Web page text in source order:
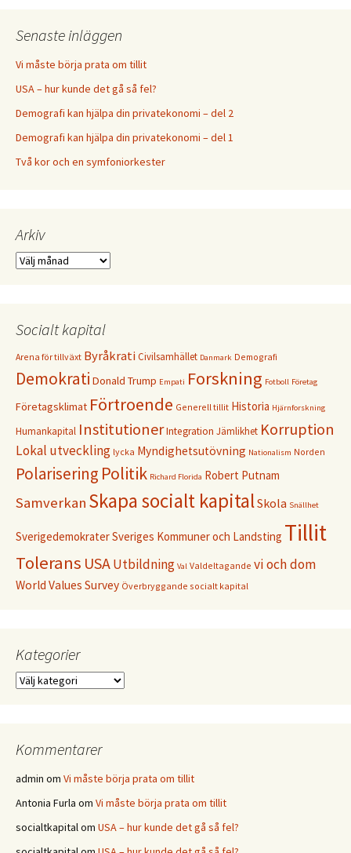
Senaste inläggen
Vi måste börja prata om tillit
USA – hur kunde det gå så fel?
Demografi kan hjälpa din privatekonomi – del 2
Demografi kan hjälpa din privatekonomi – del 1
Två kor och en symfoniorkester
Arkiv
Arkiv
Socialt kapital
Arena för tillväxt ByråkratiCivilsamhället Danmark Demografi
Demokrati Donald Trump Empati Forskning Fotboll Företag
Företagsklimat Förtroende Generell tillit Historia Hjärnforskning
Humankapital InstitutionerIntegration Jämlikhet Korruption
Lokal utveckling lycka Myndighetsutövning Nationalism Norden
Polarisering Politik Richard Florida Robert Putnam
Samverkan Skapa socialt kapitalSkola Snällhet
SverigedemokraterSveriges Kommuner och Landsting Tillit
Tolerans USAUtbildning Val Valdeltagande vi och dom
World Values Survey Överbryggande socialt kapital
Kategorier
Kategorier
Kommentarer
admin om Vi måste börja prata om tillit
Antonia Furla om Vi måste börja prata om tillit
socialtkapitalom USA – hur kunde det gå så fel?